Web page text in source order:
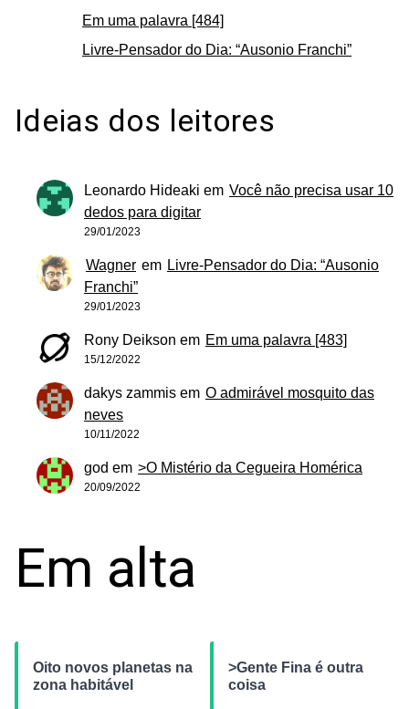
Em uma palavra [484]
Livre-Pensador do Dia: “Ausonio Franchi”
Ideias dos leitores
Leonardo Hideaki em Você não precisa usar 10
dedos para digitar
29/01/2023
Wagner em Livre-Pensador do Dia: “Ausonio
Franchi”
29/01/2023
Rony Deikson em Em uma palavra [483]
15/12/2022
dakys zammis em O admirável mosquito das
neves
10/11/2022
god em >O Mistério da Cegueira Homérica
20/09/2022
Em alta
Oito novos planetas na
zona habitável
>Gente Fina é outra
coisa